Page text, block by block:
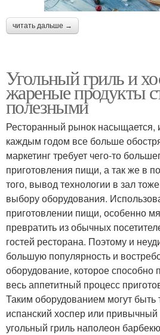
читать дальше →
Угольный гриль и
жареные продукты
полезными
Ресторанный рынок насыщается,
каждым годом все больше
маркетинг требует чего-то
приготовления пищи, а так же в
того, вывод технологии в зал
выбору оборудования.
приготовлении пищи, особенно
превратить из обычных
гостей ресторана. Поэтому и
большую популярность и
оборудование, которое способно
весь аппетитный процесс
Таким оборудованием могут
испанский хоспер или
угольный гриль наполеон